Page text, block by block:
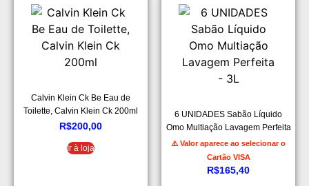
Calvin Klein Ck Be Eau de
Toilette, Calvin Klein Ck 200ml
R$200,00
Ir à loja
6 UNIDADES Sabão Líquido
Omo Multiação Lavagem Perfeita
– 3L
⚠️ Valor aparece ao selecionar o
Cartão VISA
R$165,40